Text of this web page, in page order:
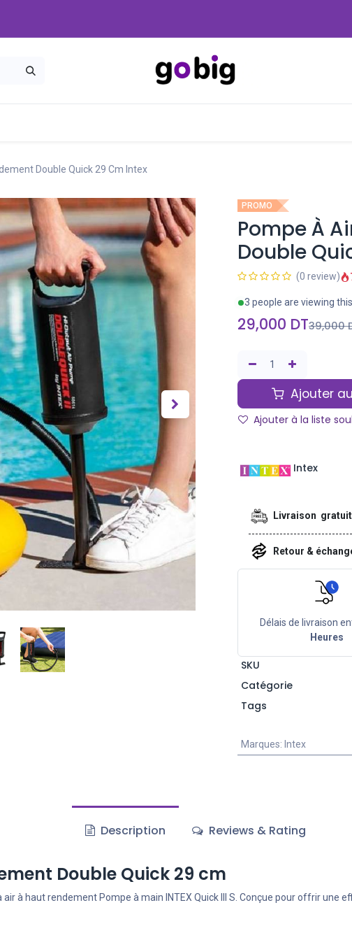
Double Quick 29 Cm Intex
PROMO
Pompe À
Double
(0 review)
3 people are viewing
29,000 DT39,000
Ajouter
Ajouter à la liste
Intex
Livraison
Retour &
Délais de livraison
Heures
SKU
Catégorie
Tags
Marques: Intex
Description Reviews & Rating
Double Quick 29 cm
à haut rendement Pompe à main INTEX Quick III S. Conçue pour offrir une